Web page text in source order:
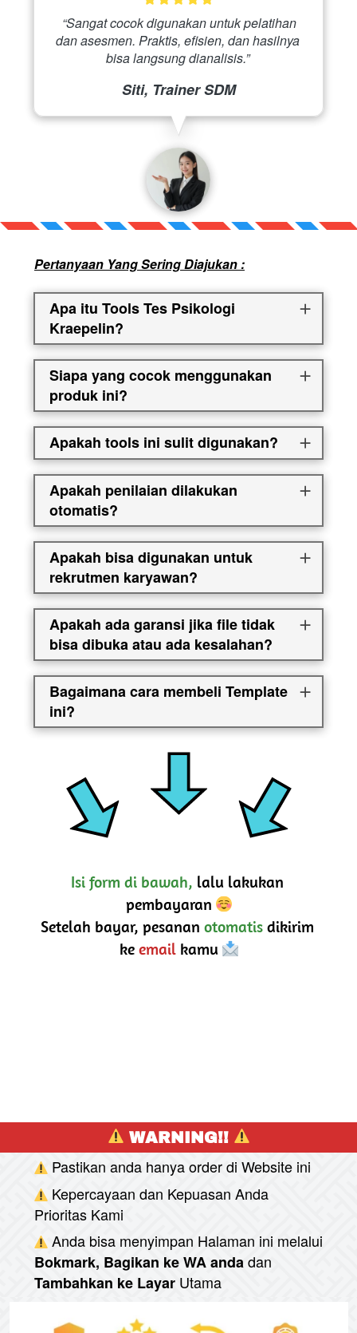
dan asesmen. Praktis, efisien, dan hasilnya
bisa langsung dianalisis.”
Siti, Trainer SDM
Pertanyaan Yang Sering Diajukan :
Apa itu Tools Tes Psikologi
Kraepelin?
Siapa yang cocok menggunakan
produk ini?
Apakah tools ini sulit digunakan?
Apakah penilaian dilakukan
otomatis?
Apakah bisa digunakan untuk
rekrutmen karyawan?
Apakah ada garansi jika file tidak
bisa dibuka atau ada kesalahan?
Bagaimana cara membeli Template
ini?
Isi form di bawah, lalu lakukan
pembayaran
Setelah bayar, pesanan otomatis dikirim
ke email kamu
WARNING!!
Pastikan anda hanya order di Website ini
Kepercayaan dan Kepuasan Anda
Prioritas Kami
Anda bisa menyimpan Halaman ini melalui
Bokmark, Bagikan ke WA andadan
Tambahkan ke Layar Utama